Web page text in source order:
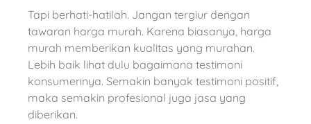
Tapi berhati-hatilah. Jangan tergiur dengan
tawaran harga murah. Karena biasanya, harga
murah memberikan kualitas yang murahan.
Lebih baik lihat dulu bagaimana testimoni
konsumennya. Semakin banyak testimoni positif,
maka semakin profesional juga jasa yang
diberikan.